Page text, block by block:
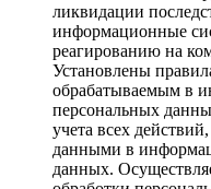
ликвидации
информационные
реагированию на
Установлены
обрабатываемым в
персональных
учета всех
данными в
данных.